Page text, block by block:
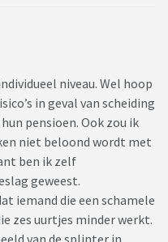
niveau. Wel hoop
in geval van scheiding
pensioen. Ook zou ik
niet beloond wordt met
ben ik zelf
geweest.
iemand die een schamele
zes uurtjes minder werkt.